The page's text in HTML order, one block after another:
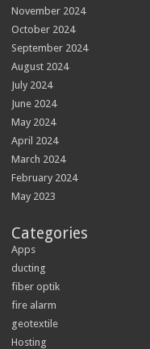
November 2024
October 2024
September 2024
August 2024
July 2024
June 2024
May 2024
April 2024
March 2024
February 2024
May 2023
Categories
Apps
ducting
fiber optik
fire alarm
geotextile
Hosting